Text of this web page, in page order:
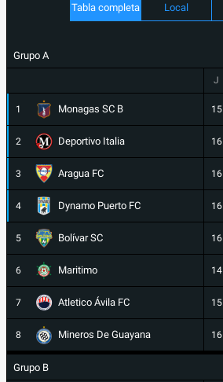
Tabla completa Local
Grupo A
J
1 Monagas SC B 15
2 Deportivo Italia 16
3 Aragua FC 16
4 Dynamo Puerto FC 16
5 Bolívar SC 16
6 Maritimo 14
7 Atletico Ávila FC 15
8 Mineros De Guayana 16
Grupo B